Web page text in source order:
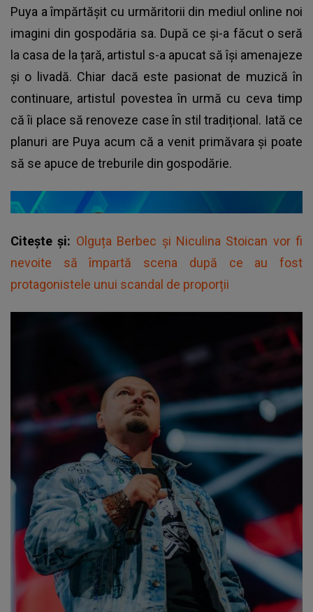
Puya a împărtășit cu urmăritorii din mediul online noi
imagini din gospodăria sa. După ce și-a făcut o seră
la casa de la țară, artistul s-a apucat să își amenajeze
și o livadă. Chiar dacă este pasionat de muzică în
continuare, artistul povestea în urmă cu ceva timp
că îi place să renoveze case în stil tradițional. Iată ce
planuri are Puya acum că a venit primăvara și poate
să se apuce de treburile din gospodărie.
Citește și: Olguța Berbec și Niculina Stoican vor fi
nevoite să împartă scena după ce au fost
protagonistele unui scandal de proporții